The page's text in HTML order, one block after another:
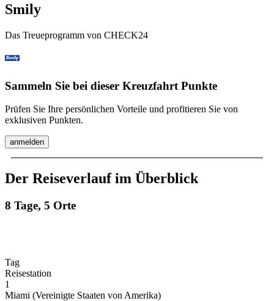
Smily
Das Treueprogramm von CHECK24
Sammeln Sie bei dieser Kreuzfahrt Punkte
Prüfen Sie Ihre persönlichen Vorteile und profitieren Sie von
exklusiven Punkten.
anmelden
Der Reiseverlauf im Überblick
8 Tage, 5 Orte
Tag
Reisestation
1
Miami (Vereinigte Staaten von Amerika)